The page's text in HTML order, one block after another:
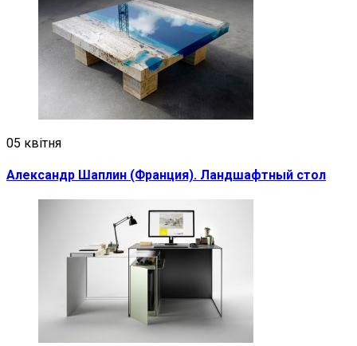
05 квітня
Александр Шаплин (Франция). Ландшафтный стол